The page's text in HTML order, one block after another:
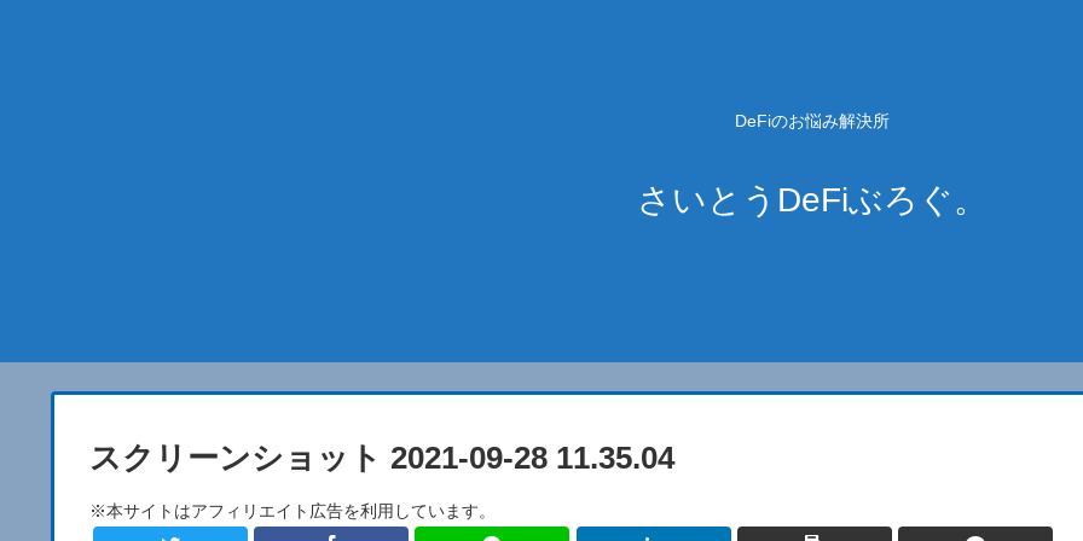
DeFiのお悩み解決所
さいとうDeFiぶろぐ。
スクリーンショット 2021-09-28 11.35.04
※本サイトはアフィリエイト広告を利用しています。